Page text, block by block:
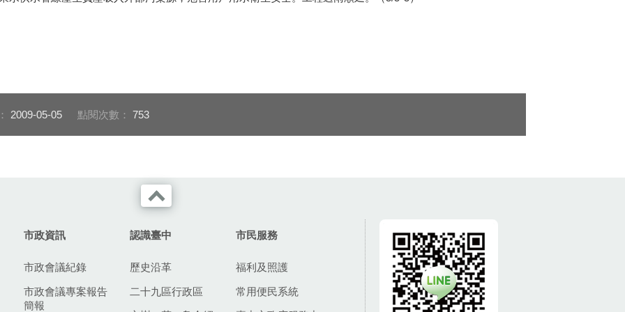
2009-05-05 點閱次數： 753
市政資訊
市政會議紀錄
市政會議專案報告
簡報
認識臺中
歷史沿革
二十九區行政區
市民服務
福利及照護
常用便民系統